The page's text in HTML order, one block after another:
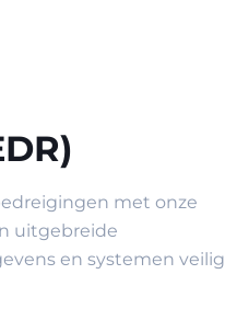
met onze
uitgebreide
en systemen veilig